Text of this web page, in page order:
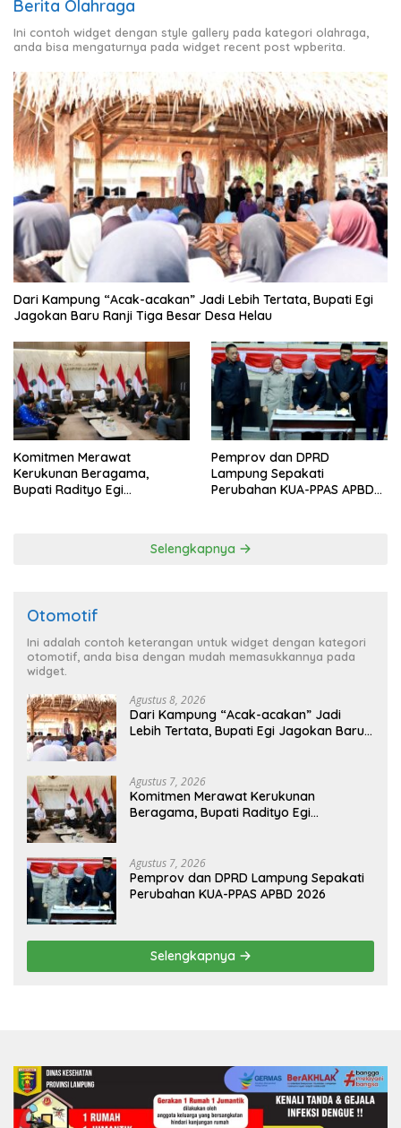
Berita Olahraga
Ini contoh widget dengan style gallery pada kategori olahraga,
anda bisa mengaturnya pada widget recent post wpberita.
Dari Kampung “Acak-acakan” Jadi Lebih Tertata, Bupati Egi
Jagokan Baru Ranji Tiga Besar Desa Helau
Komitmen Merawat
Kerukunan Beragama,
Bupati Radityo Egi
Pemprov dan DPRD
Lampung Sepakati
Perubahan KUA-PPAS APBD
Selengkapnya
Otomotif
Ini adalah contoh keterangan untuk widget dengan kategori
otomotif, anda bisa dengan mudah memasukkannya pada
widget.
Agustus 8, 2026
Dari Kampung “Acak-acakan” Jadi
Lebih Tertata, Bupati Egi Jagokan Baru
Agustus 7, 2026
Komitmen Merawat Kerukunan
Beragama, Bupati Radityo Egi
Agustus 7, 2026
Pemprov dan DPRD Lampung Sepakati
Perubahan KUA-PPAS APBD 2026
Selengkapnya